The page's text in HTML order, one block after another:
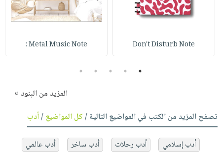
Don't Disturb Note
Metal Music Note :
1
2
3
4
5
المزيد من البنود »
تصفح المزيد من الكتب في المواضيع التالية /كل المواضيع/أدب
أدب إسلامي أدب رحلات أدب ساخر
أدب عالمي